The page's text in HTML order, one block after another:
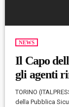
NEWS
Il Capo
gli agenti
TORINO
della Pubblica